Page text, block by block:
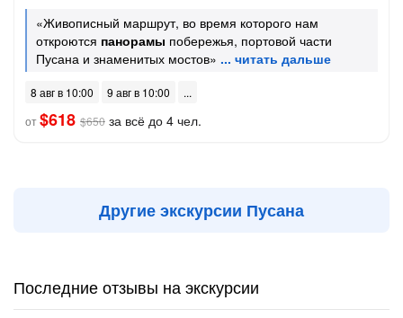
«Живописный маршрут, во время которого нам
откроются панорамы побережья, портовой части
Пусана и знаменитых мостов»
8 авг в 10:00
9 авг в 10:00
от$618 $650 за всё до 4 чел.
Другие экскурсии Пусана
Последние отзывы на экскурсии